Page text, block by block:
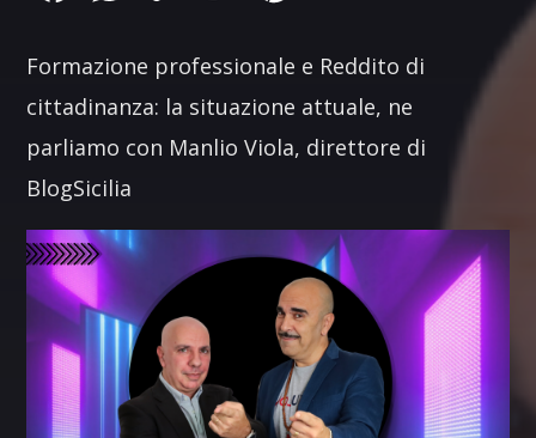
Formazione professionale e Reddito di
cittadinanza: la situazione attuale, ne
parliamo con Manlio Viola, direttore di
BlogSicilia